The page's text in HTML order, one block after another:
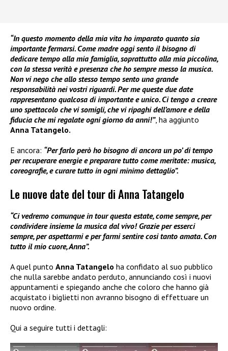
“In questo momento della mia vita ho imparato quanto sia
importante fermarsi. Come madre oggi sento il bisogno di
dedicare tempo alla mia famiglia, soprattutto alla mia piccolina,
con la stessa verità e presenza che ho sempre messo la musica.
Non vi nego che allo stesso tempo sento una grande
responsabilità nei vostri riguardi. Per me queste due date
rappresentano qualcosa di importante e unico. Ci tengo a creare
uno spettacolo che vi somigli, che vi ripaghi dell’amore e della
fiducia che mi regalate ogni giorno da anni!”, ha aggiunto
Anna Tatangelo.
E ancora: “Per farlo però ho bisogno di ancora un po’ di tempo
per recuperare energie e preparare tutto come meritate: musica,
coreografie, e curare tutto in ogni minimo dettaglio”.
Le nuove date del tour di Anna Tatangelo
“Ci vedremo comunque in tour questa estate, come sempre, per
condividere insieme la musica dal vivo! Grazie per esserci
sempre, per aspettarmi e per farmi sentire cosi tanto amata. Con
tutto il mio cuore, Anna”.
A quel punto Anna Tatangelo ha confidato al suo pubblico
che nulla sarebbe andato perduto, annunciando così i nuovi
appuntamenti e spiegando anche che coloro che hanno già
acquistato i biglietti non avranno bisogno di effettuare un
nuovo ordine.
Qui a seguire tutti i dettagli: